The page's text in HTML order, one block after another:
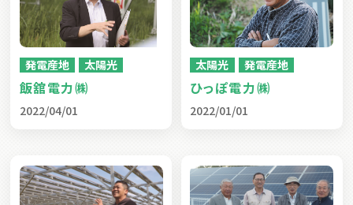
発電産地 太陽光
飯舘電力㈱
2022/04/01
太陽光 発電産地
ひっぽ電力㈱
2022/01/01